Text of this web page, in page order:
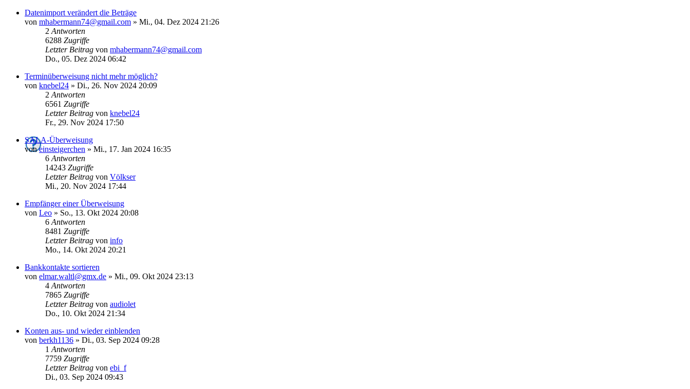
Datenimport verändert die Beträge
von mhabermann74@gmail.com » Mi., 04. Dez 2024 21:26
2 Antworten
6288 Zugriffe
Letzter Beitrag von mhabermann74@gmail.com
Do., 05. Dez 2024 06:42
Terminüberweisung nicht mehr möglich?
von knebel24 » Di., 26. Nov 2024 20:09
2 Antworten
6561 Zugriffe
Letzter Beitrag von knebel24
Fr., 29. Nov 2024 17:50
SALA-Überweisung
voneinsteigerchen » Mi., 17. Jan 2024 16:35
6 Antworten
14243 Zugriffe
Letzter Beitrag von Völkser
Mi., 20. Nov 2024 17:44
Empfänger einer Überweisung
von Leo » So., 13. Okt 2024 20:08
6 Antworten
8481 Zugriffe
Letzter Beitrag von info
Mo., 14. Okt 2024 20:21
Bankkontakte sortieren
von elmar.waltl@gmx.de » Mi., 09. Okt 2024 23:13
4 Antworten
7865 Zugriffe
Letzter Beitrag von audiolet
Do., 10. Okt 2024 21:34
Konten aus- und wieder einblenden
von berkh1136 » Di., 03. Sep 2024 09:28
1 Antworten
7759 Zugriffe
Letzter Beitrag von ebi_f
Di., 03. Sep 2024 09:43